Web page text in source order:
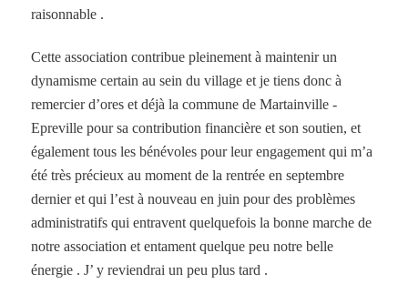
raisonnable .
Cette association contribue pleinement à maintenir un
dynamisme certain au sein du village et je tiens donc à
remercier d’ores et déjà la commune de Martainville -
Epreville pour sa contribution financière et son soutien, et
également tous les bénévoles pour leur engagement qui m’a
été très précieux au moment de la rentrée en septembre
dernier et qui l’est à nouveau en juin pour des problèmes
administratifs qui entravent quelquefois la bonne marche de
notre association et entament quelque peu notre belle
énergie . J’ y reviendrai un peu plus tard .